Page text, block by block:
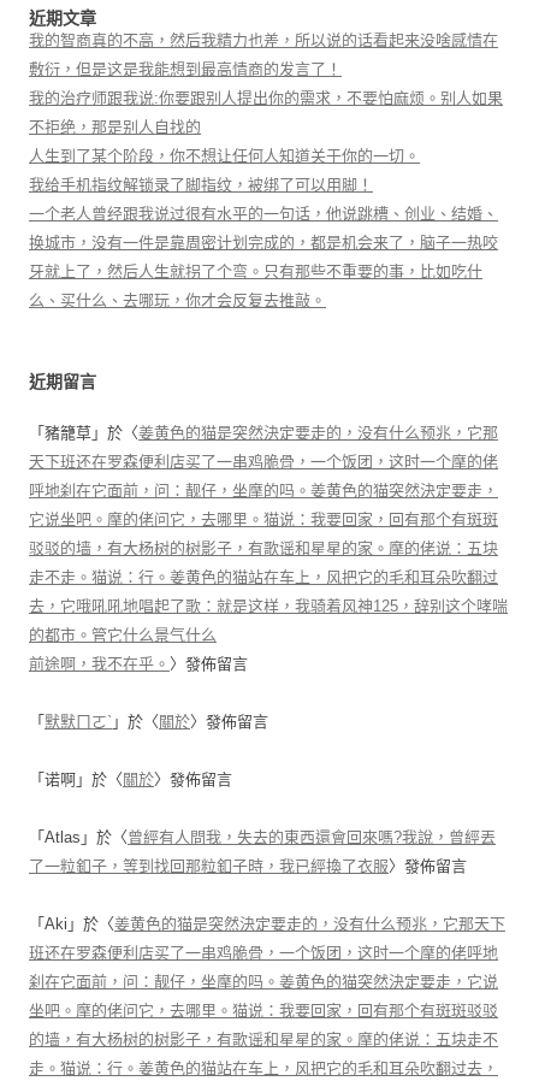
近期文章
我的智商真的不高，然后我精力也差，所以说的话看起来没啥感情在
敷衍，但是这是我能想到最高情商的发言了！
我的治疗师跟我说:你要跟别人提出你的需求，不要怕麻烦。别人如果
不拒绝，那是别人自找的
人生到了某个阶段，你不想让任何人知道关于你的一切。
我给手机指纹解锁录了脚指纹，被绑了可以用脚！
一个老人曾经跟我说过很有水平的一句话，他说跳槽、创业、结婚、
换城市，没有一件是靠周密计划完成的，都是机会来了，脑子一热咬
牙就上了，然后人生就拐了个弯。只有那些不重要的事，比如吃什
么、买什么、去哪玩，你才会反复去推敲。
近期留言
「 豬籠草 」於〈姜黄色的猫是突然決定要走的，没有什么预兆，它那
天下班还在罗森便利店买了一串鸡脆骨，一个饭团，这时一个摩的佬
呼地刹在它面前，问：靓仔，坐摩的吗。姜黄色的猫突然決定要走，
它说坐吧。摩的佬问它，去哪里。猫说：我要回家，回有那个有斑斑
驳驳的墙，有大杨树的树影子，有歌谣和星星的家。摩的佬说：五块
走不走。猫说：行。姜黄色的猫站在车上，风把它的毛和耳朵吹翻过
去，它哦吼吼地唱起了歌：就是这样，我骑着风神125，辞别这个哮喘
的都市。管它什么景气什么
前途啊，我不在乎。 〉發佈留言
「 默默ㄇㄛˋ 」於〈 關於〉發佈留言
「 诺啊 」於〈 關於〉發佈留言
「 Atlas 」於〈曾經有人問我，失去的東西還會回來嗎?我說，曾經丟
了一粒釦子，等到找回那粒釦子時，我已經換了衣服〉發佈留言
「 Aki 」於〈姜黄色的猫是突然決定要走的，没有什么预兆，它那天下
班还在罗森便利店买了一串鸡脆骨，一个饭团，这时一个摩的佬呼地
刹在它面前，问：靓仔，坐摩的吗。姜黄色的猫突然決定要走，它说
坐吧。摩的佬问它，去哪里。猫说：我要回家，回有那个有斑斑驳驳
的墙，有大杨树的树影子，有歌谣和星星的家。摩的佬说：五块走不
走。猫说：行。姜黄色的猫站在车上，风把它的毛和耳朵吹翻过去，